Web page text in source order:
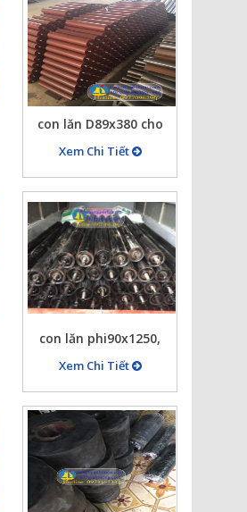
con lăn D89x380 cho
băng tải cao su
Xem Chi Tiết
con lăn phi90x1250,
trục 20 dài 1350
Xem Chi Tiết